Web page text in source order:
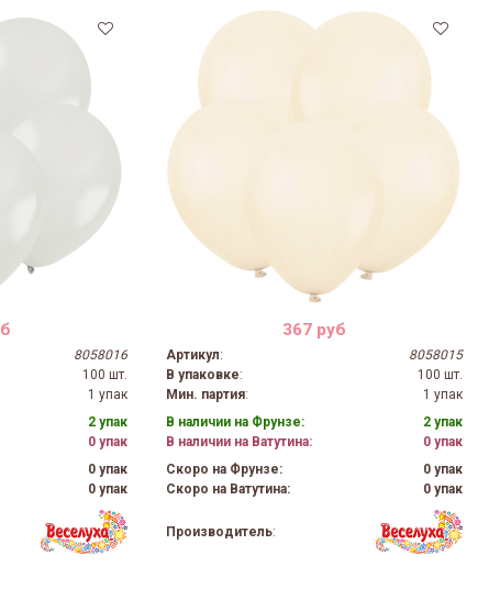
8058016
100 шт.
1 упак
2 упак
0 упак
0 упак
0 упак
367 руб
Артикул:
8058015
В упаковке:
100 шт.
Мин. партия:
1 упак
В наличии на Фрунзе:
2 упак
В наличии на Ватутина:
0 упак
Скоро на Фрунзе:
0 упак
Скоро на Ватутина:
0 упак
Производитель: